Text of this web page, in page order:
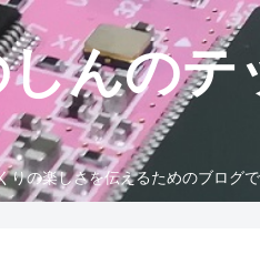
んのテ
りの楽しさを伝えるためのブログ